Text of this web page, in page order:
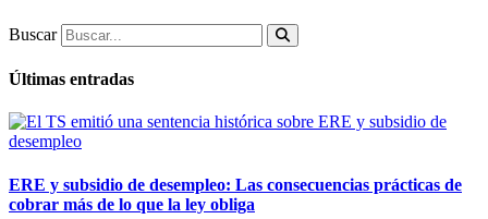
Buscar
Últimas entradas
ERE y subsidio de desempleo: Las consecuencias prácticas de
cobrar más de lo que la ley obliga